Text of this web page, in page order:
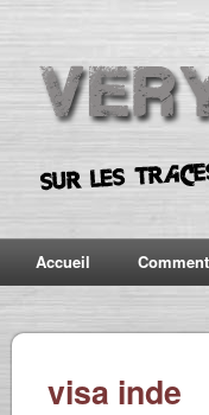
Accueil
visa inde